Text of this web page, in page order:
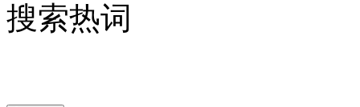
搜索热词